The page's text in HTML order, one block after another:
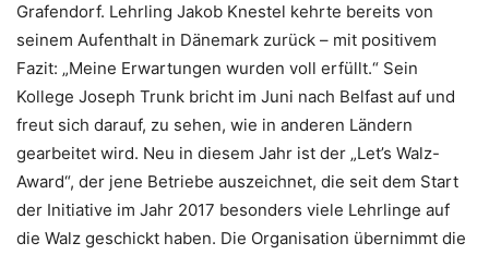
Grafendorf. Lehrling Jakob Knestel kehrte bereits von
seinem Aufenthalt in Dänemark zurück – mit positivem
Fazit: „Meine Erwartungen wurden voll erfüllt.“ Sein
Kollege Joseph Trunk bricht im Juni nach Belfast auf und
freut sich darauf, zu sehen, wie in anderen Ländern
gearbeitet wird. Neu in diesem Jahr ist der „Let’s Walz-
Award“, der jene Betriebe auszeichnet, die seit dem Start
der Initiative im Jahr 2017 besonders viele Lehrlinge auf
die Walz geschickt haben. Die Organisation übernimmt die